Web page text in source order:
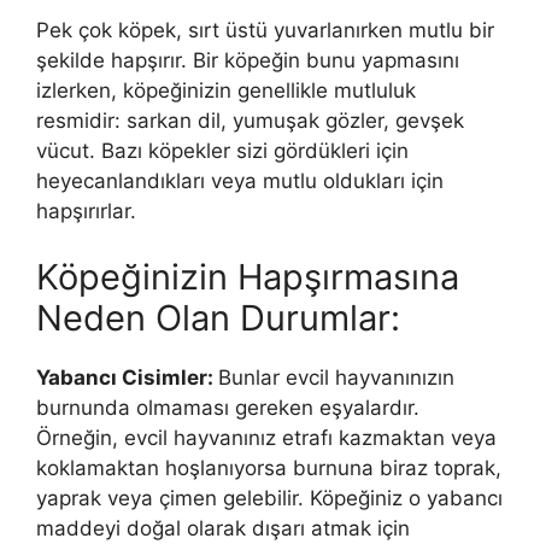
Pek çok köpek, sırt üstü yuvarlanırken mutlu bir
şekilde hapşırır. Bir köpeğin bunu yapmasını
izlerken, köpeğinizin genellikle mutluluk
resmidir: sarkan dil, yumuşak gözler, gevşek
vücut. Bazı köpekler sizi gördükleri için
heyecanlandıkları veya mutlu oldukları için
hapşırırlar.
Köpeğinizin Hapşırmasına
Neden Olan Durumlar:
Yabancı Cisimler: Bunlar evcil hayvanınızın
burnunda olmaması gereken eşyalardır.
Örneğin, evcil hayvanınız etrafı kazmaktan veya
koklamaktan hoşlanıyorsa burnuna biraz toprak,
yaprak veya çimen gelebilir. Köpeğiniz o yabancı
maddeyi doğal olarak dışarı atmak için